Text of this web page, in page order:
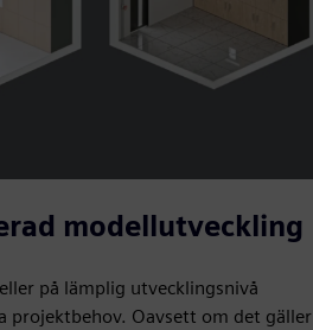
modellutveckling
på lämplig utvecklingsnivå
projektbehov. Oavsett om det gäller